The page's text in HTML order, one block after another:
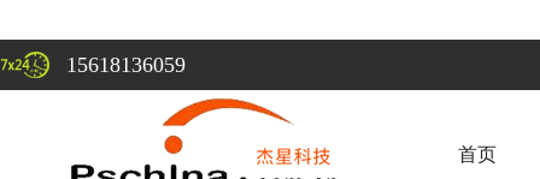
15618136059
首页